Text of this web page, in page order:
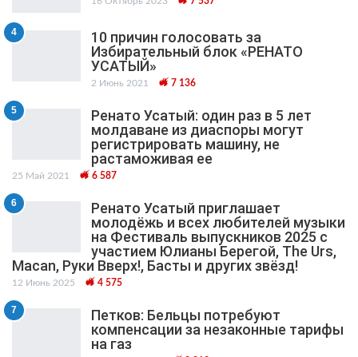
4
10 причин голосовать за
Избирательный блок «РЕНАТО
УСАТЫЙ»
2 Июнь 2021 7 136
5
Ренато Усатый: один раз в 5 лет
молдаване из диаспоры могут
регистрировать машину, не
растаможивая ее
25 Май 2021 6 587
6
Ренато Усатый приглашает
молодёжь и всех любителей музыки
на Фестиваль выпускников 2025 с
участием Юлианы Берегой, The Urs,
Macan, Руки Вверх!, Басты и других звёзд!
12 Июнь 2025 4 575
7
Петков: Бельцы потребуют
компенсации за незаконные тарифы
на газ